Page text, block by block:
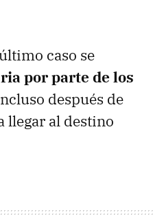
caso se
por parte de los
después de
llegar al destino